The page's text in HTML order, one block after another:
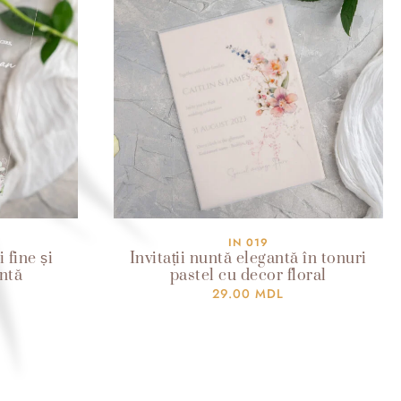
fine și
IN 019
Invitații nuntă elegantă în tonuri
pastel cu decor floral
29.00MDL